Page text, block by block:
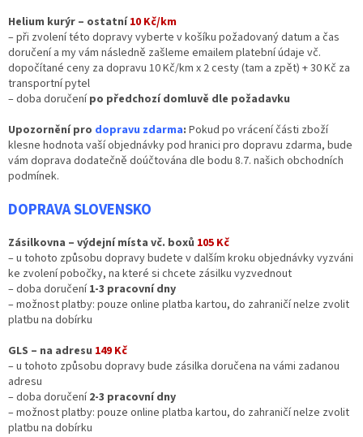
Helium kurýr – ostatní10 Kč/km
– při zvolení této dopravy vyberte v košíku požadovaný datum a čas
doručení a my vám následně zašleme emailem platební údaje vč.
dopočítané ceny za dopravu 10 Kč/km x 2 cesty (tam a zpět) + 30 Kč za
transportní pytel
– doba doručenípo předchozí domluvě dle požadavku
Upozornění pro dopravu zdarma: Pokud po vrácení části zboží
klesne hodnota vaší objednávky pod hranici pro dopravu zdarma, bude
vám doprava dodatečně doúčtována dle bodu 8.7. našich obchodních
podmínek.
DOPRAVA SLOVENSKO
Zásilkovna – výdejní místa vč. boxů 105 Kč
– u tohoto způsobu dopravy budete v dalším kroku objednávky vyzváni
ke zvolení pobočky, na které si chcete zásilku vyzvednout
– doba doručení1-3 pracovní dny
– možnost platby: pouze online platba kartou, do zahraničí nelze zvolit
platbu na dobírku
GLS – na adresu 149 Kč
– u tohoto způsobu dopravy bude zásilka doručena na vámi zadanou
adresu
– doba doručení2-3 pracovní dny
– možnost platby: pouze online platba kartou, do zahraničí nelze zvolit
platbu na dobírku